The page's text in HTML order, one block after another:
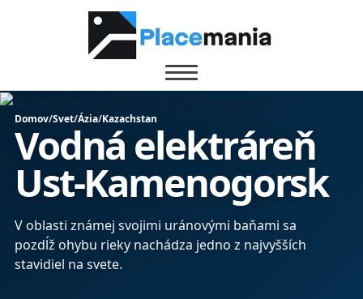
Domov/Svet/Ázia/Kazachstan
Vodná elektráreň
Ust-Kamenogorsk
V oblasti známej svojimi uránovými baňami sa
pozdĺž ohybu rieky nachádza jedno z najvyšších
stavidiel na svete.